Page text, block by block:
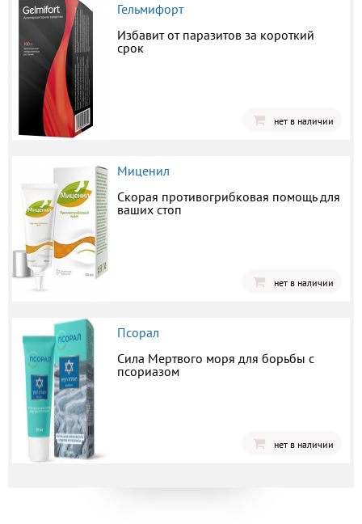
Гельмифорт
Избавит от паразитов за короткий
срок
нет в наличии
Миценил
Скорая противогрибковая помощь для
ваших стоп
нет в наличии
Псорал
Сила Мертвого моря для борьбы с
псориазом
нет в наличии